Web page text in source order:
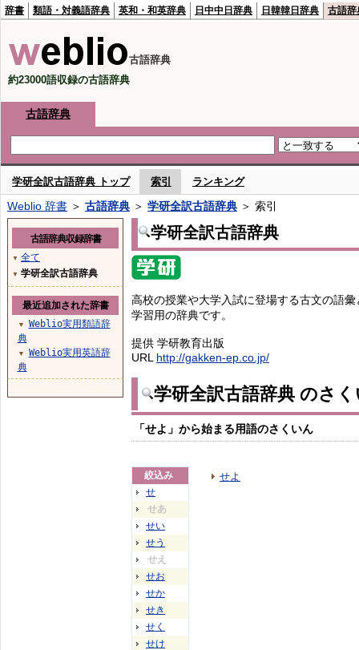
辞書 類語・対義語辞典 英和・和英辞典 日中中日辞典 日韓韓日辞典 古語辞
古語辞典
約23000語収録の古語辞典
古語辞典
学研全訳古語辞典 トップ 索引 ランキング
Weblio 辞書 ＞ 古語辞典 ＞ 学研全訳古語辞典 ＞ 索引
学研全訳古語辞典
高校の授業や大学入試に登場する古文の語
学習用の辞典です。
提供 学研教育出版
URL http://gakken-ep.co.jp/
学研全訳古語辞典 のさ
「せよ」から始まる用語のさくいん
絞込み
せ
せあ
せい
せう
せえ
せお
せか
せき
せく
せけ
せよ
古語辞典収録辞書
▼ 全て
▼ 学研全訳古語辞典
最近追加された辞書
▼
Weblio実用類語辞
典
▼
Weblio実用英語辞
典